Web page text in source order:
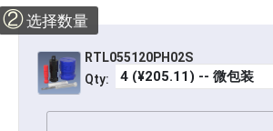
②选择数量
RTL055120PH02S
Qty: